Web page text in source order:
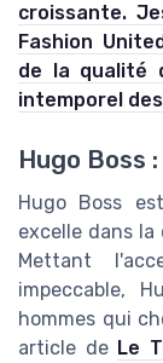
croissante.
Fashion
de la qualité
intemporel
Hugo Boss
Hugo Boss
excelle dans
Mettant
impeccable,
hommes qui
article de Le